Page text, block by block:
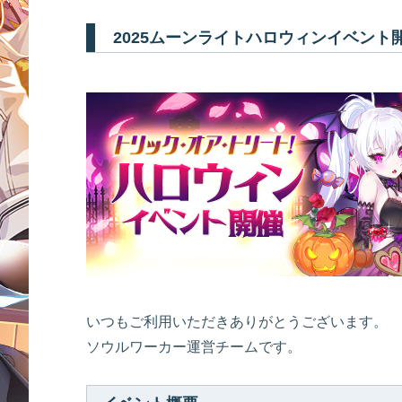
2025ムーンライトハロウィンイベント
いつもご利用いただきありがとうございます。
ソウルワーカー運営チームです。